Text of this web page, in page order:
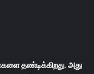
தண்டிக்கிறது. அது